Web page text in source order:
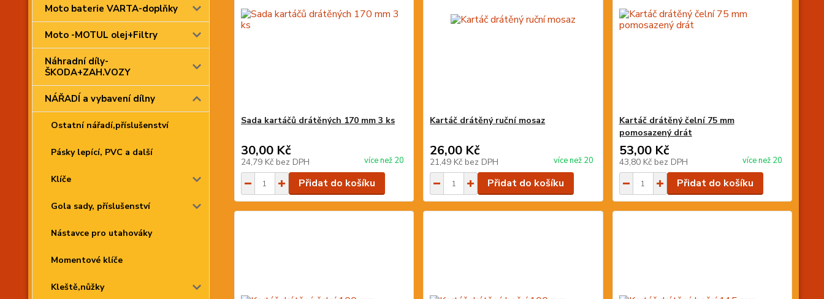
Moto baterie VARTA-doplňky
Moto -MOTUL olej+Filtry
Náhradní díly-
ŠKODA+ZAH.VOZY
NÁŘADÍ a vybavení dílny
Ostatní nářadí,příslušenství
Pásky lepící, PVC a další
Klíče
Gola sady, příslušenství
Nástavce pro utahováky
Momentové klíče
Kleště,nůžky
Sada kartáčů drátěných 170 mm 3 ks
30,00 Kč
24,79 Kč bez DPH více než 20
Přidat do košíku
Kartáč drátěný ruční mosaz
26,00 Kč
21,49 Kč bez DPH více než 20
Přidat do košíku
Kartáč drátěný čelní 75 mm
pomosazený drát
53,00 Kč
43,80 Kč bez DPH více než 20
Přidat do košíku